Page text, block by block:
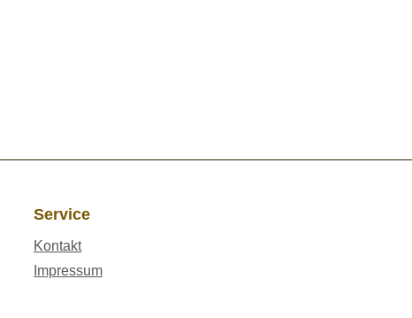
Service
Kontakt
Impressum